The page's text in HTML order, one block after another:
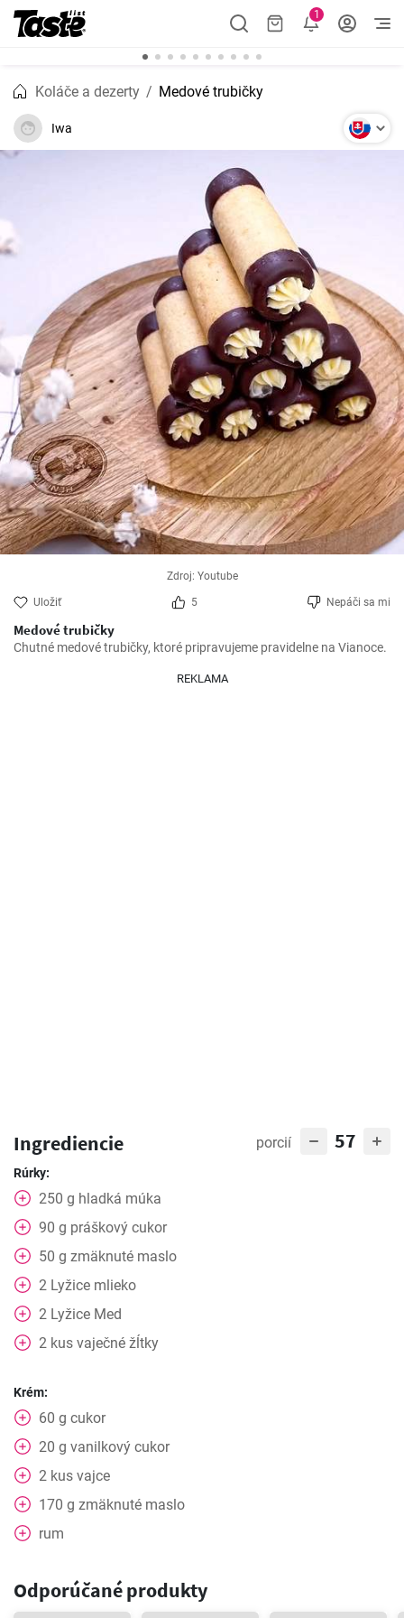
1
Koláče a dezerty Medové trubičky
Iwa
Zdroj: Youtube
Uložiť 5 Nepáči sa mi
Medové trubičky
Chutné medové trubičky, ktoré pripravujeme pravidelne na Vianoce.
REKLAMA
Ingrediencie porcií 57
Rúrky:
250 g hladká múka
90 g práškový cukor
50 g zmäknuté maslo
2 Lyžice mlieko
2 Lyžice Med
2 kus vaječné žĺtky
Krém:
60 g cukor
20 g vanilkový cukor
2 kus vajce
170 g zmäknuté maslo
rum
Odporúčané produkty